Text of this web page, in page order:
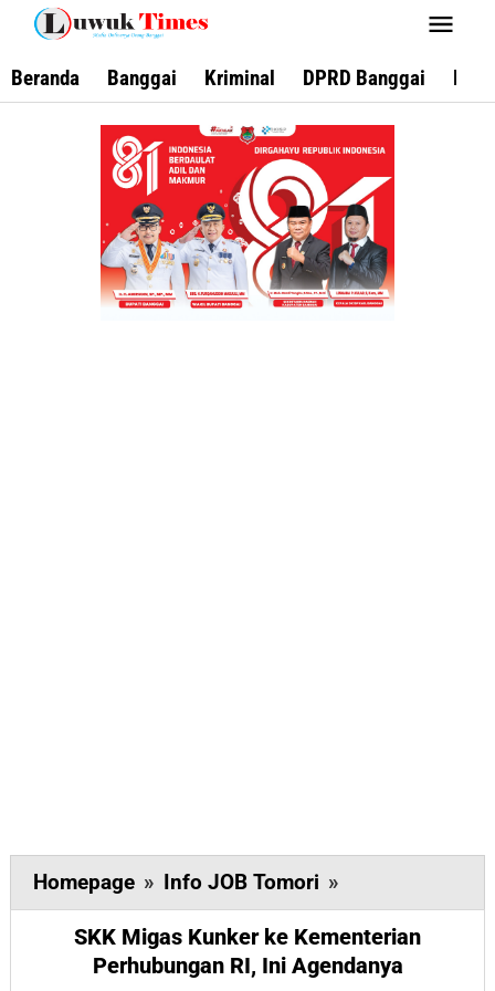
Lewati
konten
Beranda Banggai Kriminal DPRD Banggai
Homepage » Info JOB Tomori »
Migas
Kunker
ke
SKK Migas Kunker ke Kementerian
Perhubungan RI, Ini Agendanya